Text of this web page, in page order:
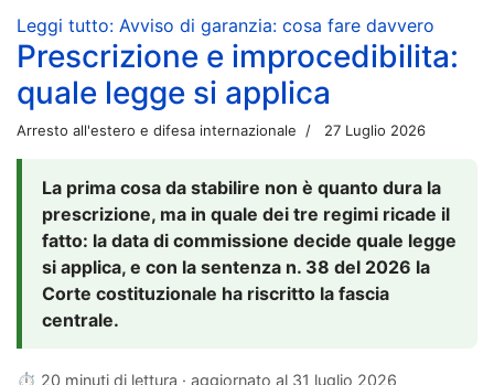
Leggi tutto: Avviso di garanzia: cosa fare davvero
Prescrizione e improcedibilita:
quale legge si applica
Arresto all'estero e difesa internazionale 27 Luglio 2026
La prima cosa da stabilire non è quanto dura la
prescrizione, ma in quale dei tre regimi ricade il
fatto: la data di commissione decide quale legge
si applica, e con la sentenza n. 38 del 2026 la
Corte costituzionale ha riscritto la fascia
centrale.
⏱ 20 minuti di lettura · aggiornato al 31 luglio 2026